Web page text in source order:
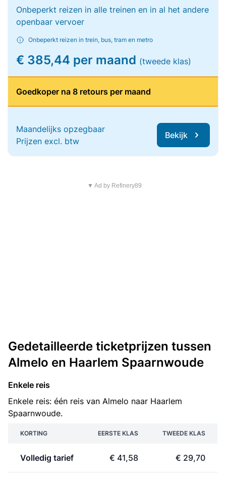
Onbeperkt reizen in alle treinen en in al het andere
openbaar vervoer
Onbeperkt reizen in trein, bus, tram en metro
€ 385,44 per maand (tweede klas)
Goedkoper na 8 retours per maand
Maandelijks opzegbaar
Prijzen excl. btw
Bekijk
▼ Ad by Refinery89
Gedetailleerde ticketprijzen tussen
Almelo en Haarlem Spaarnwoude
Enkele reis
Enkele reis: één reis van Almelo naar Haarlem
Spaarnwoude.
KORTING EERSTE KLAS TWEEDE KLAS
Volledig tarief € 41,58 € 29,70